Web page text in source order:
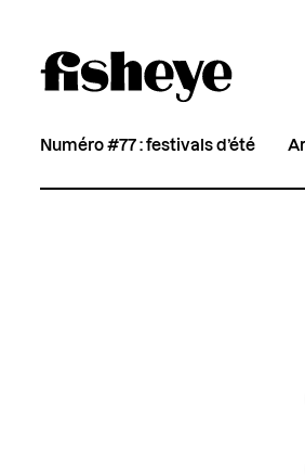
Numéro #77 : festivals d’été